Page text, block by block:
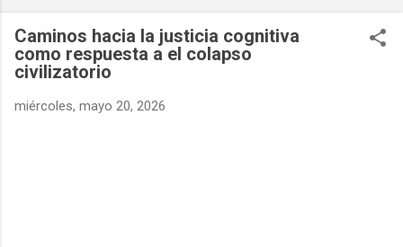
Caminos hacia la justicia cognitiva
como respuesta a el colapso
civilizatorio
miércoles, mayo 20, 2026